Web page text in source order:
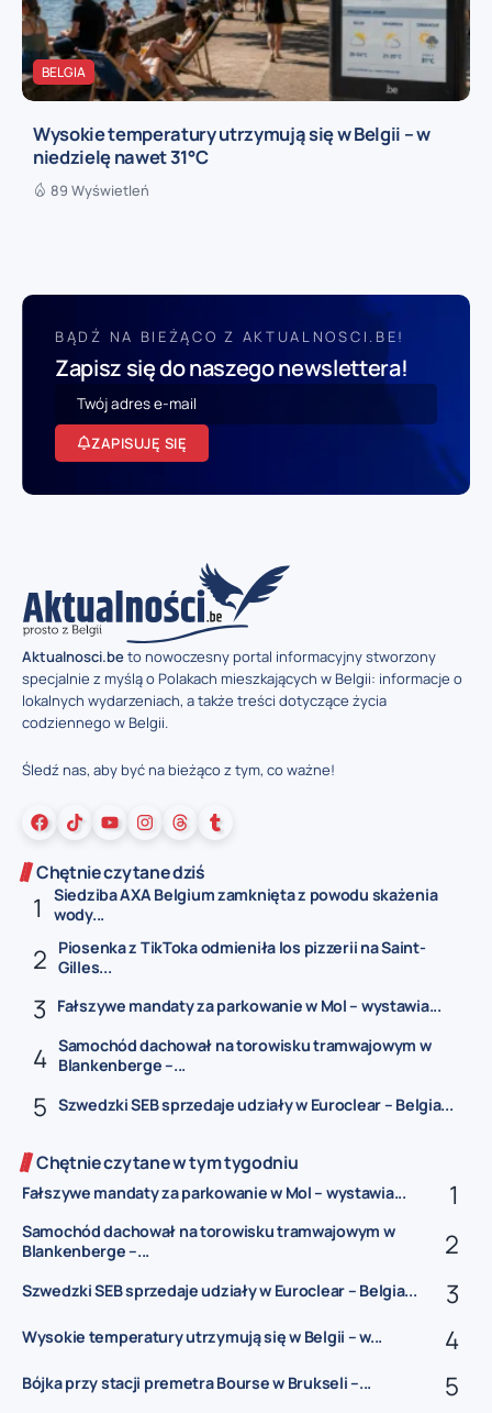
BELGIA
Wysokie temperatury utrzymują się w Belgii – w
niedzielę nawet 31°C
89 Wyświetleń
BĄDŹ NA BIEŻĄCO Z AKTUALNOSCI.BE!
Zapisz się do naszego newslettera!
ZAPISUJĘ SIĘ
Aktualnosci.beto nowoczesny portal informacyjny stworzony
specjalnie z myślą o Polakach mieszkających w Belgii: informacje o
lokalnych wydarzeniach, a także treści dotyczące życia
codziennego w Belgii.
Śledź nas, aby być na bieżąco z tym, co ważne!
Chętnie czytane dziś
Siedziba AXA Belgium zamknięta z powodu skażenia
wody...
Piosenka z TikToka odmieniła los pizzerii na Saint-
Gilles...
Fałszywe mandaty za parkowanie w Mol – wystawia...
Samochód dachował na torowisku tramwajowym w
Blankenberge –...
Szwedzki SEB sprzedaje udziały w Euroclear – Belgia...
Chętnie czytane w tym tygodniu
Fałszywe mandaty za parkowanie w Mol – wystawia...
Samochód dachował na torowisku tramwajowym w
Blankenberge –...
Szwedzki SEB sprzedaje udziały w Euroclear – Belgia...
Wysokie temperatury utrzymują się w Belgii – w...
Bójka przy stacji premetra Bourse w Brukseli –...